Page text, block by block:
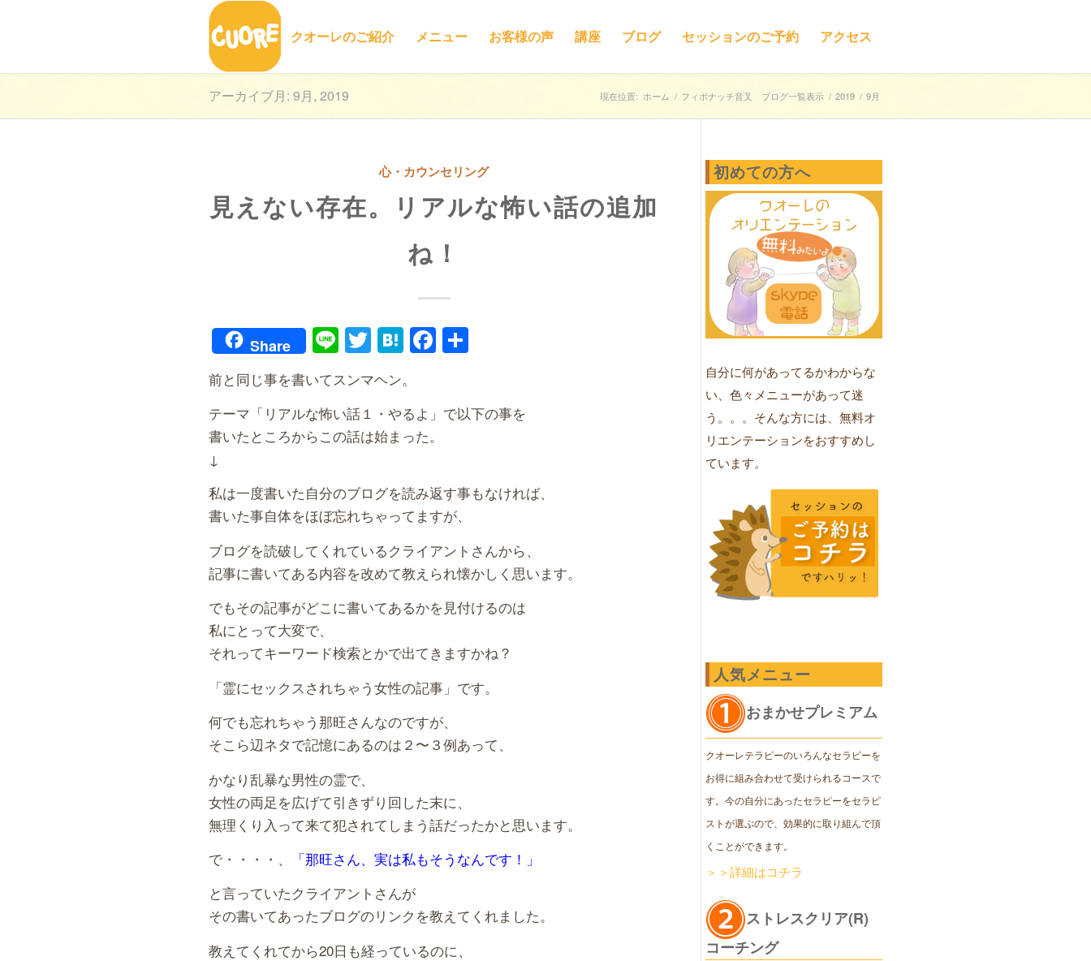
クオーレのご紹介 メニュー お客様の声 講座 ブログ セッションのご予約 アクセス
アーカイブ月: 9月, 2019 現在位置: ホーム / フィボナッチ音叉 ブログ一覧表示 / 2019 / 9月
心・カウンセリング
見えない存在。リアルな怖い話の追加
ね！
Share LineTwitter
HatenaFacebook
前と同じ事を書いてスンマヘン。
テーマ「リアルな怖い話１・やるよ」で以下の事を
書いたところからこの話は始まった。
↓
私は一度書いた自分のブログを読み返す事もなければ、
書いた事自体をほぼ忘れちゃってますが、
ブログを読破してくれているクライアントさんから、
記事に書いてある内容を改めて教えられ懐かしく思います。
でもその記事がどこに書いてあるかを見付けるのは
私にとって大変で、
それってキーワード検索とかで出てきますかね？
「霊にセックスされちゃう女性の記事」です。
何でも忘れちゃう那旺さんなのですが、
そこら辺ネタで記憶にあるのは２〜３例あって、
かなり乱暴な男性の霊で、
女性の両足を広げて引きずり回した末に、
無理くり入って来て犯されてしまう話だったかと思います。
で・・・・、
「那旺さん、実は私もそうなんです！」
と言っていたクライアントさんが
その書いてあったブログのリンクを教えてくれました。
教えてくれてから20日も経っているのに、
初めての方へ
自分に何があってるかわからな
い、色々メニューがあって迷
う。。。そんな方には、無料オ
リエンテーションをおすすめし
ています。
人気メニュー
おまかせプレミアム
クオーレテラピーのいろんなセラピーを
お得に組み合わせて受けられるコースで
す。今の自分にあったセラピーをセラピ
ストが選ぶので、効果的に取り組んで頂
くことができます。
＞＞詳細はコチラ
ストレスクリア(R)
コーチング